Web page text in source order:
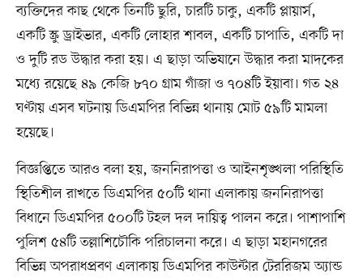
ব্যক্তিদের কাছ থেকে তিনটি ছুরি, চারটি চাকু, একটি প্লায়ার্স,
একটি স্ক্রু ড্রাইভার, একটি লোহার শাবল, একটি চাপাতি, একটি দা
ও দুটি রড উদ্ধার করা হয়। এ ছাড়া অভিযানে উদ্ধার করা মাদকের
মধ্যে রয়েছে ৪৯ কেজি ৮৭০ গ্রাম গাঁজা ও ৭০৪টি ইয়াবা। গত ২৪
ঘণ্টায় এসব ঘটনায় ডিএমপির বিভিন্ন থানায় মোট ৫৯টি মামলা
হয়েছে।
বিজ্ঞপ্তিতে আরও বলা হয়, জননিরাপত্তা ও আইনশৃঙ্খলা পরিস্থিতি
স্থিতিশীল রাখতে ডিএমপির ৫০টি থানা এলাকায় জননিরাপত্তা
বিধানে ডিএমপির ৫০০টি টহল দল দায়িত্ব পালন করে। পাশাপাশি
পুলিশ ৫৪টি তল্লাশিচৌকি পরিচালনা করে। এ ছাড়া মহানগরের
বিভিন্ন অপরাধপ্রবণ এলাকায় ডিএমপির কাউন্টার টেররিজম অ্যান্ড